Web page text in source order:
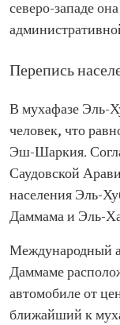
северо-западе
Перепись
В мухафазе Эль-
человек, что
Эш-Шаркия.
Саудовской
населения Эль-
Даммама и Эль-
Международный
Даммаме
автомобиле от
ближайший к